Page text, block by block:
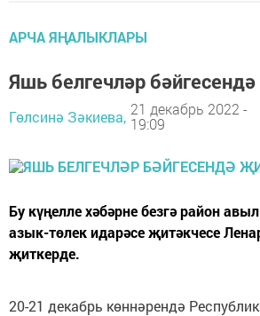
АРЧА ЯҢАЛЫКЛАРЫ
Яшь белгечләр
Гөлсинә Зәкиева, 21 декабрь 2022 -
19:09
Бу күңелле хәбәрне безгә район
азык-төлек идарәсе җитәкчесе
җиткерде.
20-21 декабрь көннәрендә